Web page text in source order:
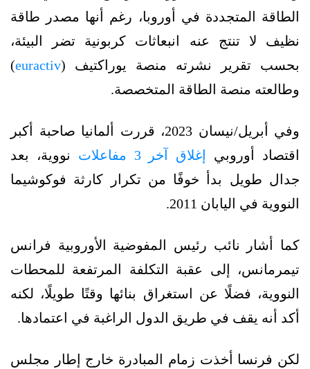
الطاقة المتجددة في أوروبا، رغم أنها مصدر طاقة
نظيف لا تنتج عنه انبعاثات كربونية تضر البيئة،
بحسب تقرير نشرته منصة يوراكتيف (euractiv
)
وطالعته منصة الطاقة المتخصصة.
وفي أبريل/نيسان 2023، قررت ألمانيا صاحبة أكبر
اقتصاد أوروبي إغلاق آخر 3 مفاعلات
نووية، بعد
جدال طويل بدأ خوفًا من تكرار كارثة فوكوشيما
النووية في اليابان 2011.
كما أشار نائب رئيس المفوضية الأوروبية فرانس
تيمرمانس، إلى عقبة التكلفة المرتفعة للمحطات
النووية، فضلًا عن استغراق بنائها وقتًا طويلًا، لكنه
أكد أنه يقف في طريق الدول الراغبة في اعتمادها.
لكن فرنسا أخذت زمام المبادرة خارج إطار مجلس